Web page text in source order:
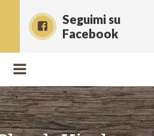
contenuto
Seguimi su
Facebook